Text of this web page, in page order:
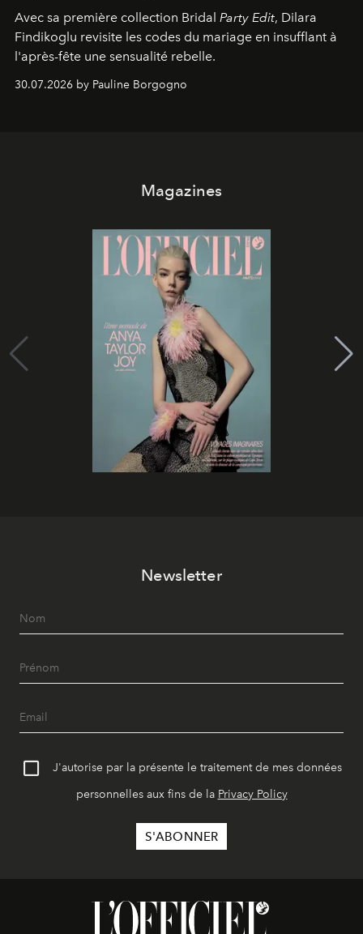
Avec sa première collection Bridal Party Edit, Dilara
Findikoglu revisite les codes du mariage en insufflant à
l'après-fête une sensualité rebelle.
30.07.2026 by Pauline Borgogno
Magazines
Newsletter
J'autorise par la présente le traitement de mes données
personnelles aux fins de la Privacy Policy